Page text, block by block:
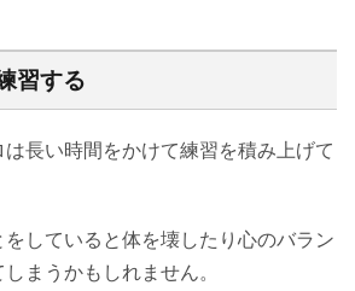
習する
長い時間をかけて練習を積み上げて
していると体を壊したり心のバラン
まうかもしれません。